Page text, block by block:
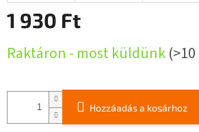
1 930 Ft
Raktáron - most küldünk
Hozzáadás a kosárhoz